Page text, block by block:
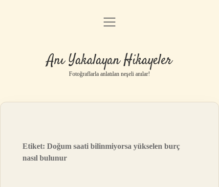
Anasayfa
Yasal Uyarı
menüyü
Anı Yakalayan Hikayeler
Fotoğraflarla anlatılan neşeli anılar!
Etiket:Doğum saati bilinmiyorsa yükselen burç
nasıl bulunur